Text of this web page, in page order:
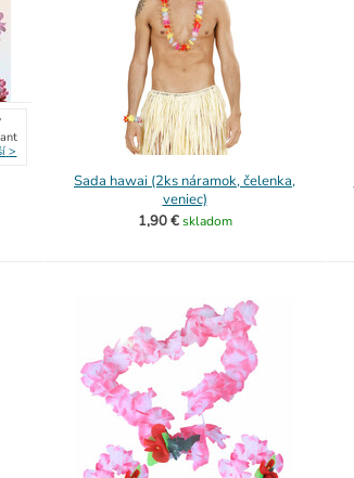
>
Sada hawai (2ks náramok, čelenka,
veniec)
1,90 € skladom